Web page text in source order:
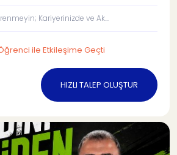
Kariyerinizde ve Ak...
ile Etkileşime Geçti
HIZLI TALEP OLUŞTUR